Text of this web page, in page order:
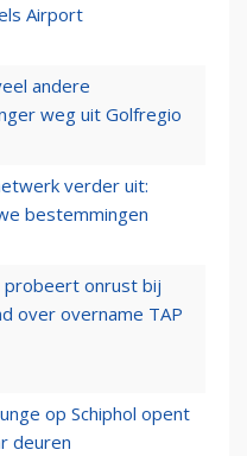
Airport
andere
weg uit Golfregio
verder uit:
bestemmingen
probeert onrust bij
over overname TAP
op Schiphol opent
deuren